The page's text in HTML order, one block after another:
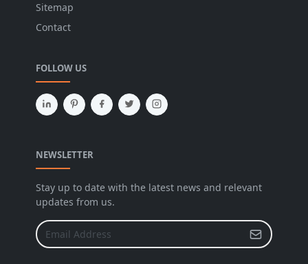
Sitemap
Contact
FOLLOW US
NEWSLETTER
Stay up to date with the latest news and relevant
updates from us.